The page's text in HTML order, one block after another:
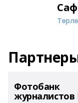
Фотобанк
журналистов